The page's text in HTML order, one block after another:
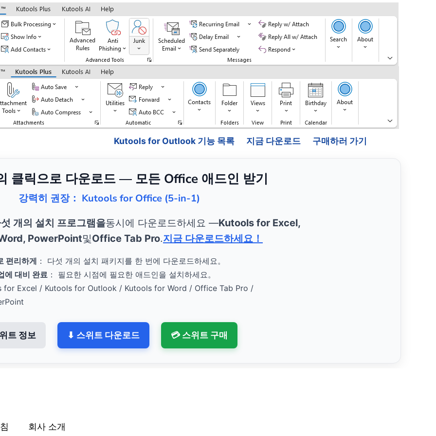
Kutools for Outlook 기능 목록 지금 다운로드 구매하러 가기
클릭으로 다운로드 — 모든 Office 애드인 받기
강력히 권장： Kutools for Office (5-in-1)
개의 설치 프로그램을동시에 다운로드하세요 —Kutools for Excel,
PowerPoint및Office Tab Pro.지금 다운로드하세요！
편리하게 ： 다섯 개의 설치 패키지를 한 번에 다운로드하세요。
에 대비 완료 ： 필요한 시점에 필요한 애드인을 설치하세요。
for Excel / Kutools for Outlook / Kutools for Word / Office Tab Pro /
트 정보 ⬇ 스위트 다운로드 💳 스위트 구매
회사 소개